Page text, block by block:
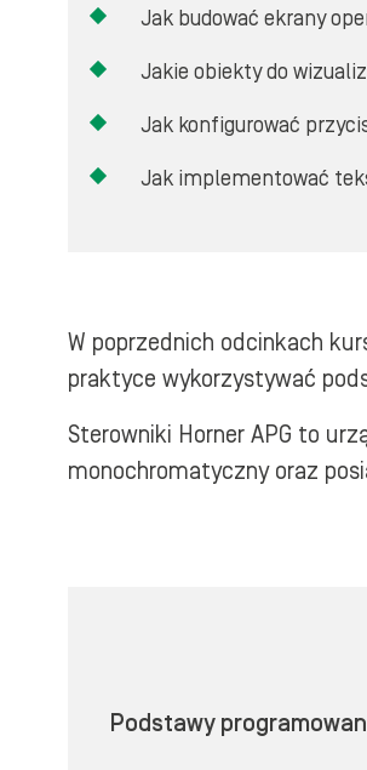
Jak budować ekrany
Jakie obiekty do
Jak konfigurować
Jak implementować
W poprzednich odcinkach
praktyce wykorzystywać
Sterowniki Horner APG to
monochromatyczny oraz
Podstawy